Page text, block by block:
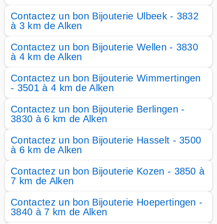
Contactez un bon Bijouterie Ulbeek - 3832
à 3 km de Alken
Contactez un bon Bijouterie Wellen - 3830
à 4 km de Alken
Contactez un bon Bijouterie Wimmertingen
- 3501 à 4 km de Alken
Contactez un bon Bijouterie Berlingen -
3830 à 6 km de Alken
Contactez un bon Bijouterie Hasselt - 3500
à 6 km de Alken
Contactez un bon Bijouterie Kozen - 3850 à
7 km de Alken
Contactez un bon Bijouterie Hoepertingen -
3840 à 7 km de Alken